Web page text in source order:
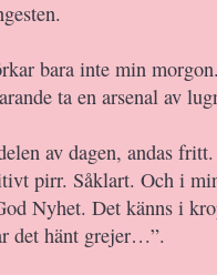
bara inte min
ta en arsenal av
av dagen, andas fritt.
pirr. Såklart. Och i
Nyhet. Det känns i
det hänt grejer…”.